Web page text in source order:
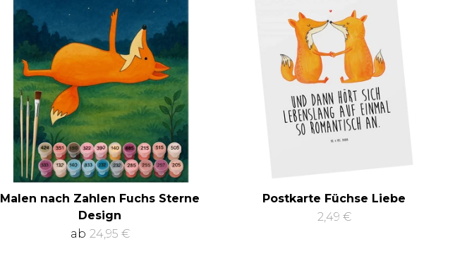
Malen nach Zahlen Fuchs Sterne
Design
ab 24,95 €
Postkarte Füchse Liebe
2,49 €